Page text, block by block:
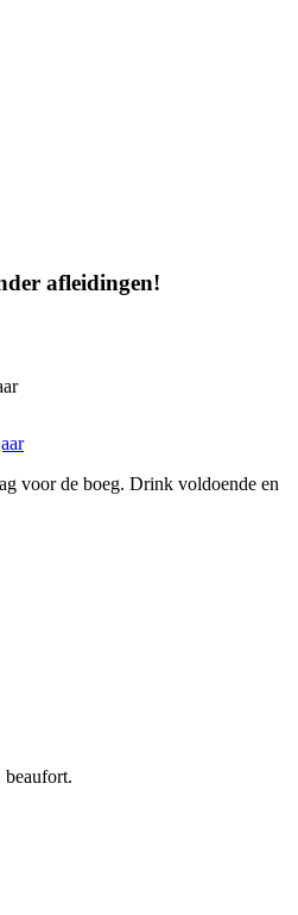
afleidingen!
voor de boeg. Drink voldoende en